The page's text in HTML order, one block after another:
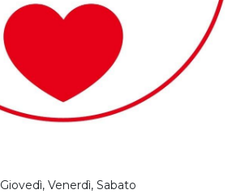
Giovedì, Venerdì, Sabato